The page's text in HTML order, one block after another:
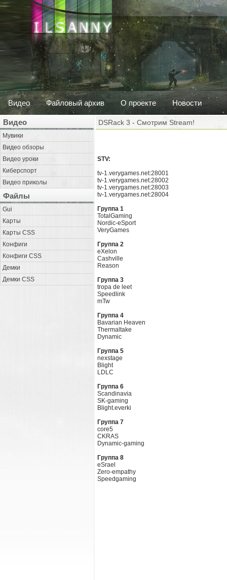
Видео Файловый архив О проекте Новости
Видео
Мувики
Видео обзоры
Видео уроки
Киберспорт
Видео приколы
Файлы
Gui
Карты
Карты CSS
Конфиги
Конфиги CSS
Демки
Демки CSS
DSRack 3 - Смотрим Stream!
STV:
tv-1.verygames.net:28001
tv-1.verygames.net:28002
tv-1.verygames.net:28003
tv-1.verygames.net:28004
Группа 1
TotalGaming
Nordic-eSport
VeryGames
Группа 2
eXelon
Cashville
Reason
Группа 3
tropa de leet
Speedlink
mTw
Группа 4
Bavarian Heaven
Thermaltake
Dynamic
Группа 5
nexstage
Blight
LDLC
Группа 6
Scandinavia
SK-gaming
Blight.everki
Группа 7
core5
CKRAS
Dynamic-gaming
Группа 8
eSrael
Zero-empathy
Speedgaming